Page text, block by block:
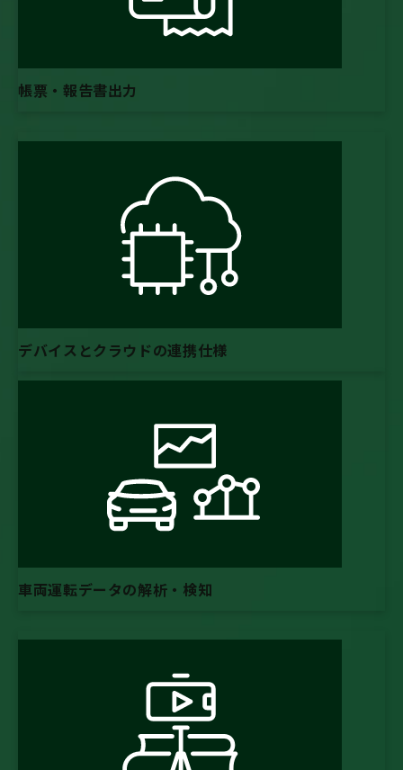
帳票・報告書出力
デバイスとクラウドの連携仕様
車両運転データの解析・検知